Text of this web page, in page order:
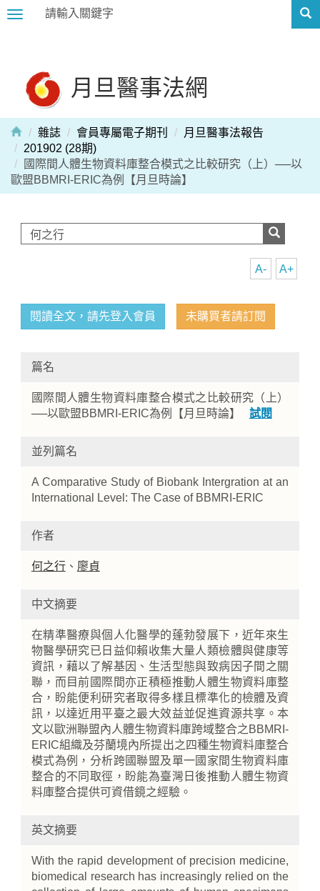
Toggle
月旦醫事法網
Home
雜誌 會員專屬電子期刊
月旦醫事法報告
201902 (28期)
國際間人體生物資料庫整合模式之比較研究（上）──以
歐盟BBMRI-ERIC為例【月旦時論】
A+
A-
閱讀全文，請先登入會員 未購買者請訂閱
篇名
國際間人體生物資料庫整合模式之比較研究（上）
──以歐盟BBMRI-ERIC為例【月旦時論】 試閱
並列篇名
A Comparative Study of Biobank Intergration at an
International Level: The Case of BBMRI-ERIC
作者
何之行、 廖貞
中文摘要
在精準醫療與個人化醫學的蓬勃發展下，近年來生
物醫學研究已日益仰賴收集大量人類檢體與健康等
資訊，藉以了解基因、生活型態與致病因子間之關
聯，而目前國際間亦正積極推動人體生物資料庫整
合，盼能便利研究者取得多樣且標準化的檢體及資
訊，以達近用平臺之最大效益並促進資源共享。本
文以歐洲聯盟內人體生物資料庫跨域整合之BBMRI-
ERIC組織及芬蘭境內所提出之四種生物資料庫整合
模式為例，分析跨國聯盟及單一國家間生物資料庫
整合的不同取徑，盼能為臺灣日後推動人體生物資
料庫整合提供可資借鏡之經驗。
英文摘要
With the rapid development of precision medicine,
biomedical research has increasingly relied on the